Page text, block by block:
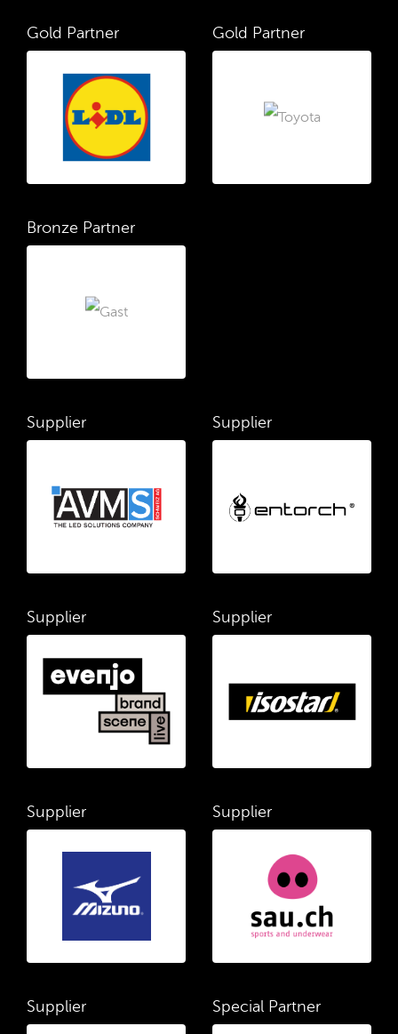
Gold Partner Gold Partner
Bronze Partner
Supplier Supplier
Supplier Supplier
Supplier Supplier
Supplier Special Partner